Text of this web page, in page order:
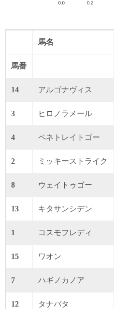
馬名
馬番
14 アルゴナヴィス
3 ヒロノラメール
4 ペネトレイトゴー
2 ミッキーストライク
8 ウェイトゥゴー
13 キタサンシデン
1 コスモフレディ
15 ワオン
7 ハギノカノア
12 タナバタ